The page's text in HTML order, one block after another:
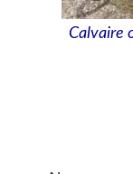
Calvaire